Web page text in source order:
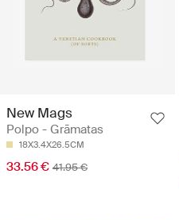
New Mags
Polpo - Grāmatas
18X3.4X26.5CM
33.56 € 41.95 €